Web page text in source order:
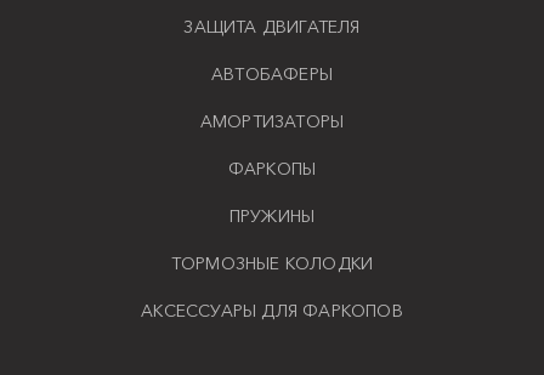
ЗАЩИТА ДВИГАТЕЛЯ
АВТОБАФЕРЫ
АМОРТИЗАТОРЫ
ФАРКОПЫ
ПРУЖИНЫ
ТОРМОЗНЫЕ КОЛОДКИ
АКСЕССУАРЫ ДЛЯ ФАРКОПОВ